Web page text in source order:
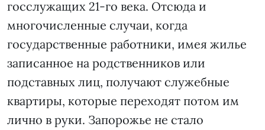
госслужащих 21-го века. Отсюда и
многочисленные случаи, когда
государственные работники, имея жилье
записанное на родственников или
подставных лиц, получают служебные
квартиры, которые переходят потом им
лично в руки. Запорожье не стало